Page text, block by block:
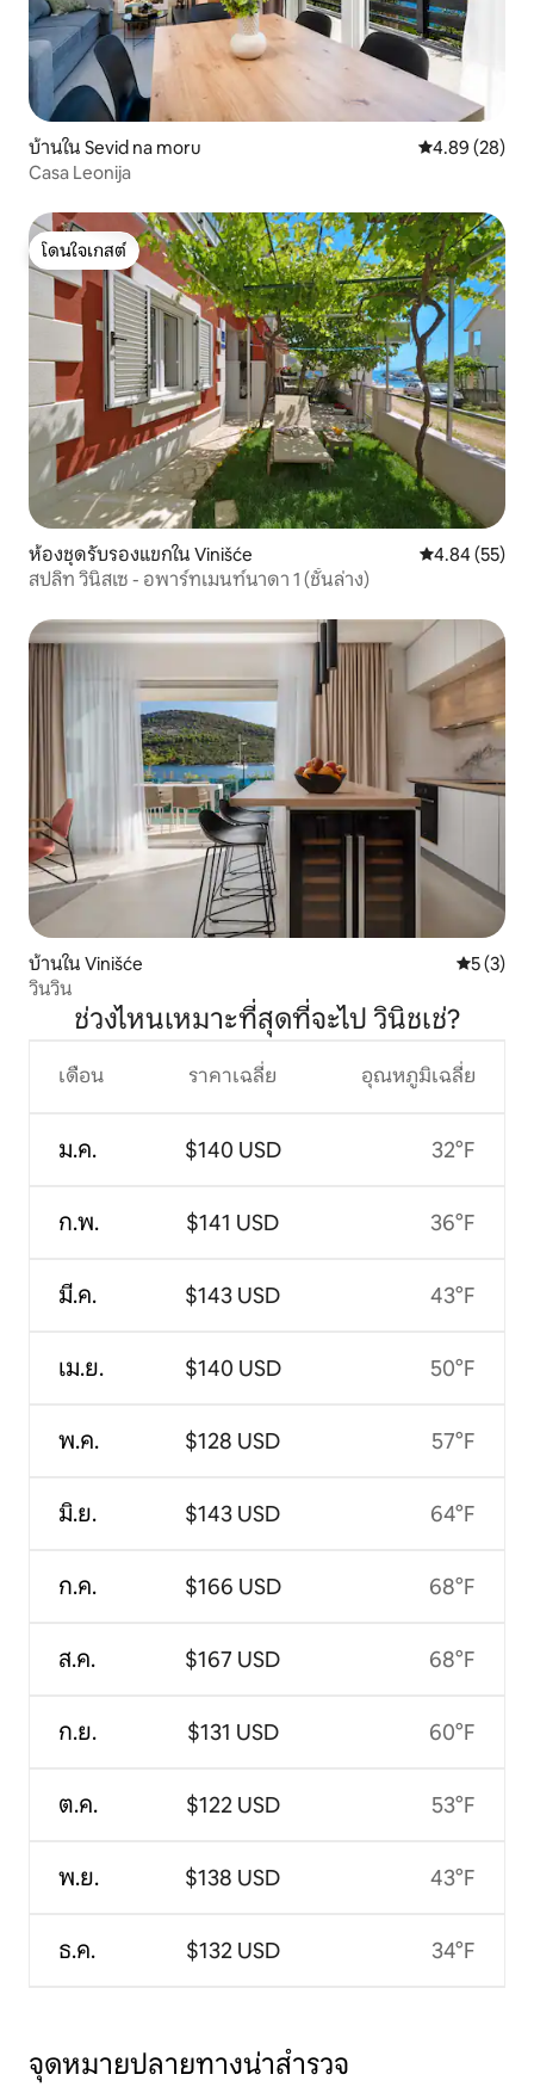
บ้านใน Sevid na moru คะแนนเฉลี่ย
4.89 (28)
Casa Leonija
โดนใจเกสต์
โดนใจเกสต์
ห้องชุดรับรองแขกใน Vinišće คะแนนเฉลี่ย
4.84 (55)
สปลิท วินิสเซ - อพาร์ทเมนท์นาดา 1 (ชั้นล่าง)
บ้านใน Vinišće คะแนนเฉ
5 (3)
วินวิน
ช่วงไหนเหมาะที่สุดที่จะไป วินิชเช่?
เดือน
ม.ค.
ก.พ.
มี.ค.
เม.ย.
พ.ค.
มิ.ย.
ก.ค.
ส.ค.
ก.ย.
ต.ค.
พ.ย.
ธ.ค.
ราคาเฉลี่ย
$140 USD
$141 USD
$143 USD
$140 USD
$128 USD
$143 USD
$166 USD
$167 USD
$131 USD
$122 USD
$138 USD
$132 USD
อุณหภูมิเฉลี่ย
32°F
36°F
43°F
50°F
57°F
64°F
68°F
68°F
60°F
53°F
43°F
34°F
จุดหมายปลายทางน่าสำรวจ